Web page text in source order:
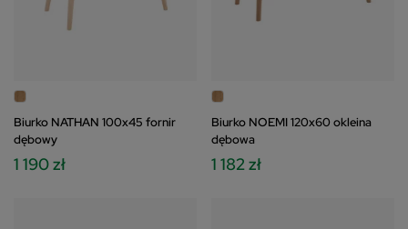
Biurko NATHAN 100x45 fornir
dębowy
1 190 zł
Biurko NOEMI 120x60 okleina
dębowa
1 182 zł